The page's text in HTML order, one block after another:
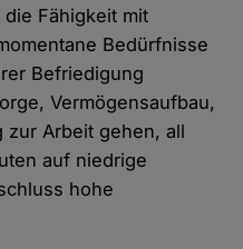
Fähigkeit mit
Bedürfnisse
Befriedigung
Vermögensaufbau,
zur Arbeit gehen, all
auf niedrige
hohe